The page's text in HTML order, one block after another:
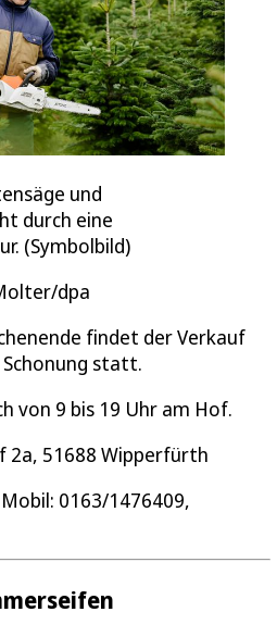
und
durch eine
(Symbolbild)
dpa
findet der Verkauf
statt.
von 9 bis 19 Uhr am Hof.
2a, 51688 Wipperfürth
0163/1476409,